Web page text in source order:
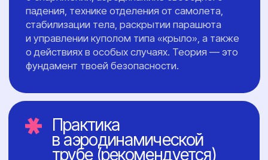
Уровни 4-6: первые
самостоятельные
движения в воздухе
Развороты на 360 градусов
находится рядом, но его помощь
становится все менее заметной.